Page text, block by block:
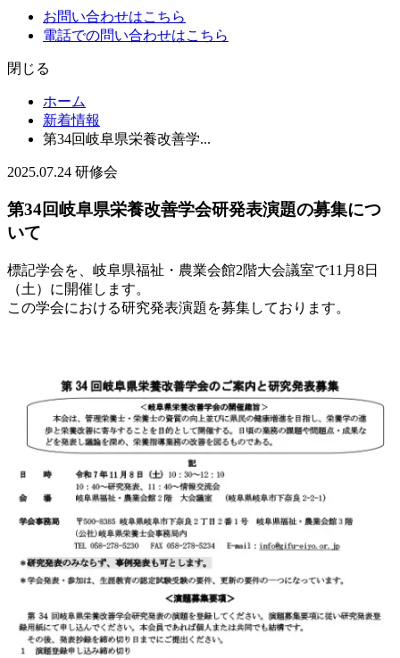
お問い合わせはこちら
電話での問い合わせはこちら
閉じる
ホーム
新着情報
第34回岐阜県栄養改善学...
2025.07.24 研修会
第34回岐阜県栄養改善学会研発表演題の募集につ
いて
標記学会を、岐阜県福祉・農業会館2階大会議室で11月8日
（土）に開催します。
この学会における研究発表演題を募集しております。